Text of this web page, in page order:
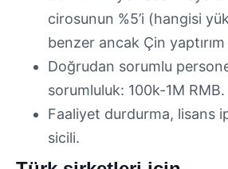
cirosunun %5’i (hangisi
benzer ancak Çin
Doğrudan sorumlu
sorumluluk: 100k-1M RMB.
Faaliyet durdurma, lisans
sicili.